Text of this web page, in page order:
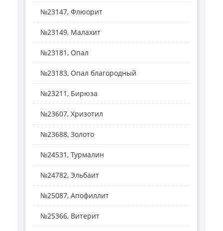
№23147, Флюорит
№23149, Малахит
№23181, Опал
№23183, Опал благородный
№23211, Бирюза
№23607, Хризотил
№23688, Золото
№24531, Турмалин
№24782, Эльбаит
№25087, Апофиллит
№25366, Витерит